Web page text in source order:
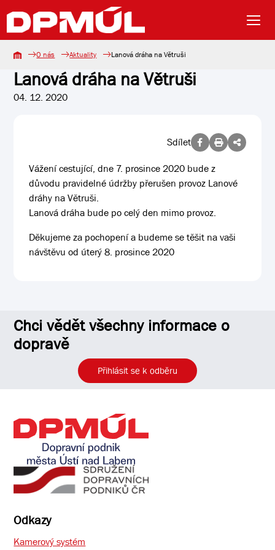
O nás Aktuality Lanová dráha na Větruši
Lanová dráha na Větruši
04. 12. 2020
Sdílet
Vážení cestující, dne 7. prosince 2020 bude z
důvodu pravidelné údržby přerušen provoz Lanové
dráhy na Větruši.
Lanová dráha bude po celý den mimo provoz.
Děkujeme za pochopení a budeme se těšit na vaši
návštěvu od úterý 8. prosince 2020
Chci vědět všechny informace o
dopravě
Přihlásit se k odběru
Odkazy
Kamerový systém